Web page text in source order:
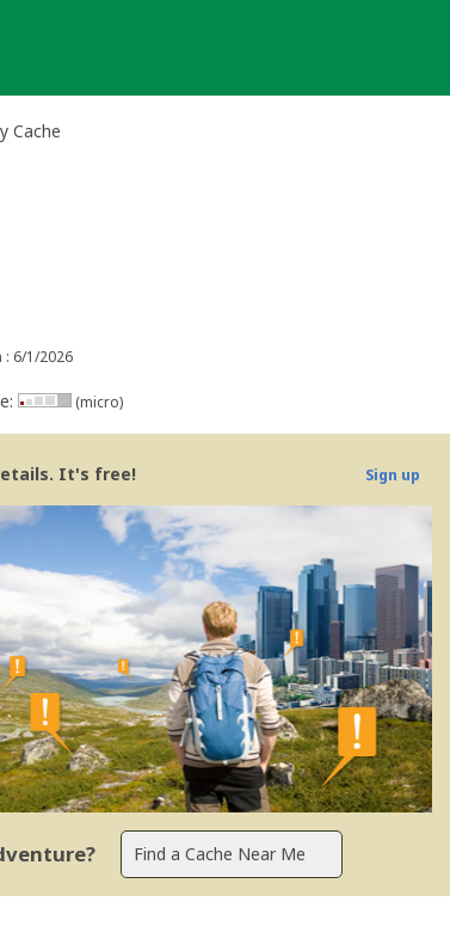
Cache
: 6/1/2026
(micro)
It's free! Sign up